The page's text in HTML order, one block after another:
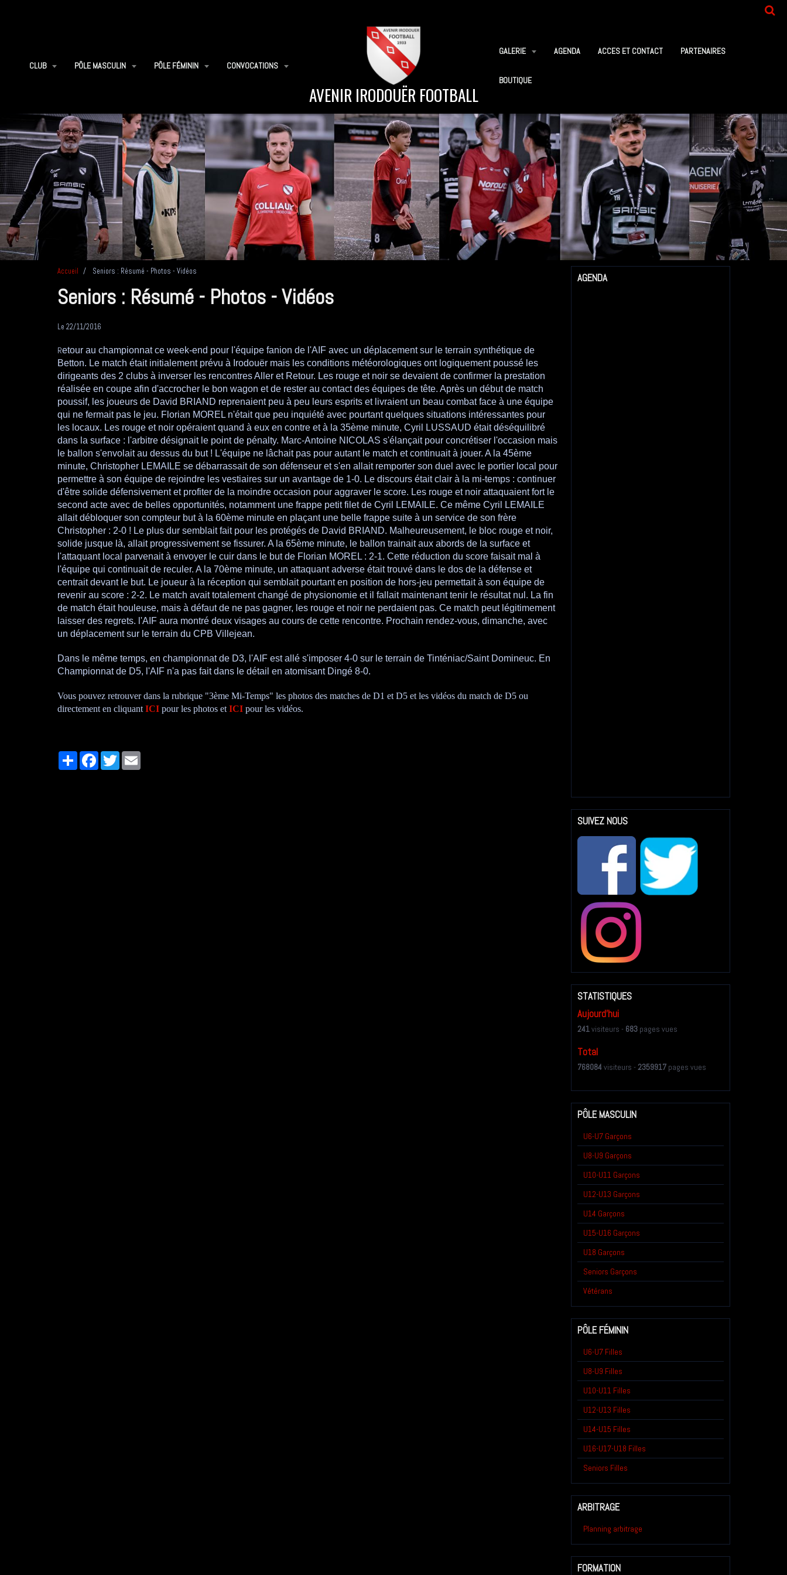
CLUB PÔLE MASCULIN PÔLE FÉMININ CONVOCATIONS
AVENIR IRODOUËR FOOTBALL
GALERIE AGENDA ACCES ET CONTACT PARTENAIRES
BOUTIQUE
Accueil Seniors : Résumé - Photos - Vidéos
Seniors : Résumé - Photos - Vidéos
Le 22/11/2016
Retour au championnat ce week-end pour l'équipe fanion de l'AIF avec un déplacement sur le terrain synthétique de
Betton. Le match était initialement prévu à Irodouër mais les conditions météorologiques ont logiquement poussé les
dirigeants des 2 clubs à inverser les rencontres Aller et Retour. Les rouge et noir se devaient de confirmer la prestation
réalisée en coupe afin d'accrocher le bon wagon et de rester au contact des équipes de tête. Après un début de match
poussif, les joueurs de David BRIAND reprenaient peu à peu leurs esprits et livraient un beau combat face à une équipe
qui ne fermait pas le jeu. Florian MOREL n'était que peu inquiété avec pourtant quelques situations intéressantes pour
les locaux. Les rouge et noir opéraient quand à eux en contre et à la 35ème minute, Cyril LUSSAUD était déséquilibré
dans la surface : l'arbitre désignait le point de pénalty. Marc-Antoine NICOLAS s'élançait pour concrétiser l'occasion mais
le ballon s'envolait au dessus du but ! L'équipe ne lâchait pas pour autant le match et continuait à jouer. A la 45ème
minute, Christopher LEMAILE se débarrassait de son défenseur et s'en allait remporter son duel avec le portier local pour
permettre à son équipe de rejoindre les vestiaires sur un avantage de 1-0. Le discours était clair à la mi-temps : continuer
d'être solide défensivement et profiter de la moindre occasion pour aggraver le score. Les rouge et noir attaquaient fort le
second acte avec de belles opportunités, notamment une frappe petit filet de Cyril LEMAILE. Ce même Cyril LEMAILE
allait débloquer son compteur but à la 60ème minute en plaçant une belle frappe suite à un service de son frère
Christopher : 2-0 ! Le plus dur semblait fait pour les protégés de David BRIAND. Malheureusement, le bloc rouge et noir,
solide jusque là, allait progressivement se fissurer. A la 65ème minute, le ballon trainait aux abords de la surface et
l'attaquant local parvenait à envoyer le cuir dans le but de Florian MOREL : 2-1. Cette réduction du score faisait mal à
l'équipe qui continuait de reculer. A la 70ème minute, un attaquant adverse était trouvé dans le dos de la défense et
centrait devant le but. Le joueur à la réception qui semblait pourtant en position de hors-jeu permettait à son équipe de
revenir au score : 2-2. Le match avait totalement changé de physionomie et il fallait maintenant tenir le résultat nul. La fin
de match était houleuse, mais à défaut de ne pas gagner, les rouge et noir ne perdaient pas. Ce match peut légitimement
laisser des regrets. l'AIF aura montré deux visages au cours de cette rencontre. Prochain rendez-vous, dimanche, avec
un déplacement sur le terrain du CPB Villejean.
Dans le même temps, en championnat de D3, l'AIF est allé s'imposer 4-0 sur le terrain de Tinténiac/Saint Domineuc. En
Championnat de D5, l'AIF n'a pas fait dans le détail en atomisant Dingé 8-0.
Vous pouvez retrouver dans la rubrique "3ème Mi-Temps" les photos des matches de D1 et D5 et les vidéos du match de D5 ou
directement en cliquant ICI pour les photos et ICI pour les vidéos.
PartagerFacebookTwitter
AGENDA
SUIVEZ NOUS
STATISTIQUES
Aujourd'hui
241visiteurs - 683pages vues
Total
768084visiteurs -2359917pages vues
PÔLE MASCULIN
U6-U7 Garçons
U8-U9 Garçons
U10-U11 Garçons
U12-U13 Garçons
U14 Garçons
U15-U16 Garçons
U18 Garçons
Seniors Garçons
Vétérans
PÔLE FÉMININ
U6-U7 Filles
U8-U9 Filles
U10-U11 Filles
U12-U13 Filles
U14-U15 Filles
U16-U17-U18 Filles
Seniors Filles
ARBITRAGE
Planning arbitrage
FORMATION